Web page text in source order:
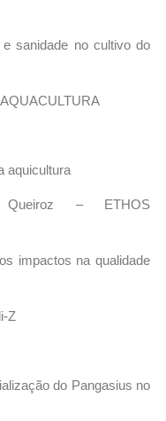
sanidade no cultivo do
aquicultura
Queiroz – ETHOS
impactos na qualidade
Z
do Pangasius no